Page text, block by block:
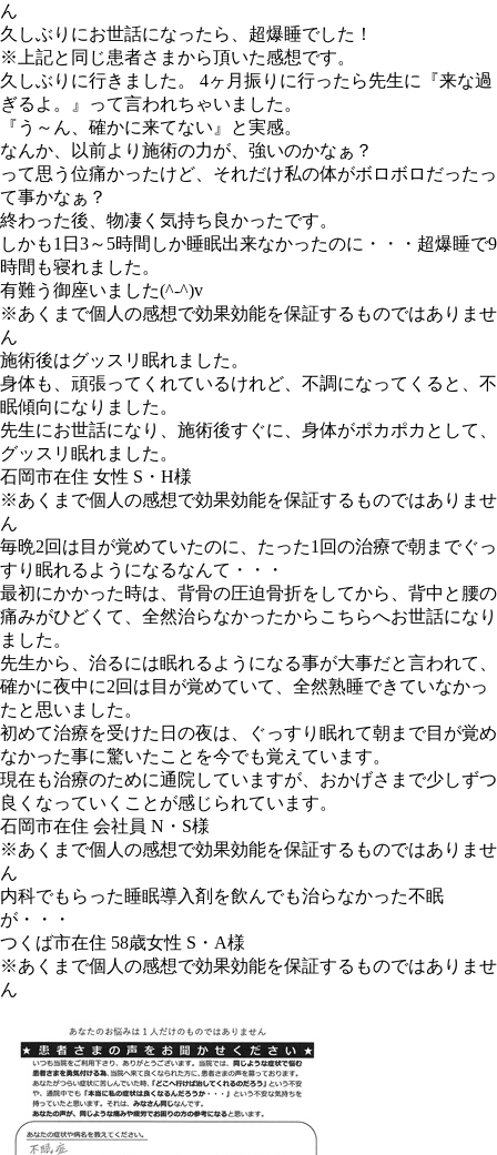
ん
久しぶりにお世話になったら、超爆睡でした！
※上記と同じ患者さまから頂いた感想です。
久しぶりに行きました。 4ヶ月振りに行ったら先生に『来な過
ぎるよ。』って言われちゃいました。
『う～ん、確かに来てない』と実感。
なんか、以前より施術の力が、強いのかなぁ？
って思う位痛かったけど、それだけ私の体がボロボロだったっ
て事かなぁ？
終わった後、物凄く気持ち良かったです。
しかも1日3～5時間しか睡眠出来なかったのに・・・超爆睡で9
時間も寝れました。
有難う御座いました(^-^)v
※あくまで個人の感想で効果効能を保証するものではありませ
ん
施術後はグッスリ眠れました。
身体も、頑張ってくれているけれど、不調になってくると、不
眠傾向になりました。
先生にお世話になり、施術後すぐに、身体がポカポカとして、
グッスリ眠れました。
石岡市在住 女性 S・H様
※あくまで個人の感想で効果効能を保証するものではありませ
ん
毎晩2回は目が覚めていたのに、たった1回の治療で朝までぐっ
すり眠れるようになるなんて・・・
最初にかかった時は、背骨の圧迫骨折をしてから、背中と腰の
痛みがひどくて、全然治らなかったからこちらへお世話になり
ました。
先生から、治るには眠れるようになる事が大事だと言われて、
確かに夜中に2回は目が覚めていて、全然熟睡できていなかっ
たと思いました。
初めて治療を受けた日の夜は、ぐっすり眠れて朝まで目が覚め
なかった事に驚いたことを今でも覚えています。
現在も治療のために通院していますが、おかげさまで少しずつ
良くなっていくことが感じられています。
石岡市在住 会社員 N・S様
※あくまで個人の感想で効果効能を保証するものではありませ
ん
内科でもらった睡眠導入剤を飲んでも治らなかった不眠
が・・・
つくば市在住 58歳女性 S・A様
※あくまで個人の感想で効果効能を保証するものではありませ
ん